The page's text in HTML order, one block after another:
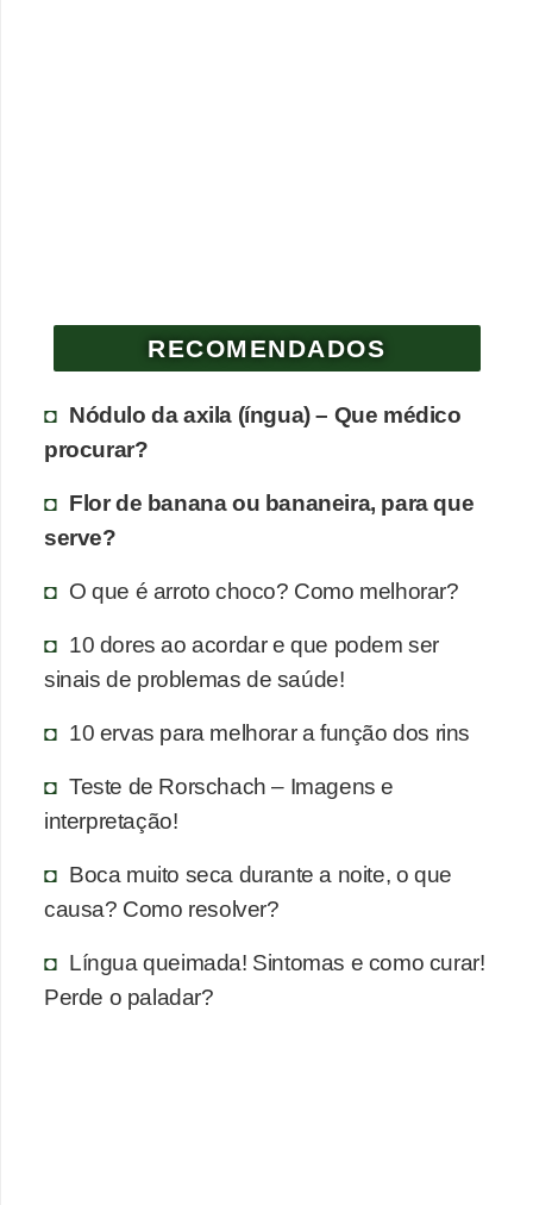
RECOMENDADOS
Nódulo da axila (íngua) – Que médico
procurar?
Flor de banana ou bananeira, para que
serve?
O que é arroto choco? Como melhorar?
10 dores ao acordar e que podem ser
sinais de problemas de saúde!
10 ervas para melhorar a função dos rins
Teste de Rorschach – Imagens e
interpretação!
Boca muito seca durante a noite, o que
causa? Como resolver?
Língua queimada! Sintomas e como curar!
Perde o paladar?
s
m
e
d
c
i
n
i
s
S
a
ú
e